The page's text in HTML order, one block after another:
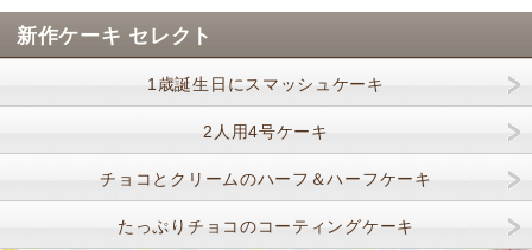
新作ケーキ セレクト
1歳誕生日にスマッシュケーキ
2人用4号ケーキ
チョコとクリームのハーフ＆ハーフケーキ
たっぷりチョコのコーティングケーキ